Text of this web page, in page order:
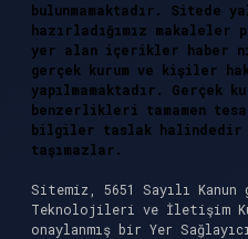
bulunmamaktadır. Sitede
hazırladığımız makaleler
yer alan içerikler haber
gerçek kurum ve kişiler
yapılmamaktadır.
benzerlikleri tamamen
bilgiler taslak
taşımazlar.
Sitemiz, 5651 Sayılı
Teknolojileri ve İletişim
onaylanmış bir Yer